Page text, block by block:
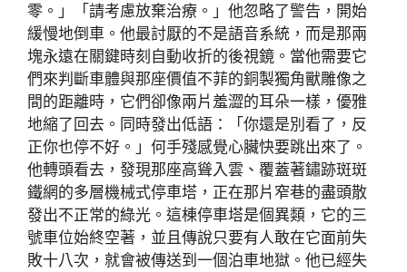
零。」「請考慮放棄治療。」他忽略了警告，開始
緩慢地倒車。他最討厭的不是語音系統，而是那兩
塊永遠在關鍵時刻自動收折的後視鏡。當他需要它
們來判斷車體與那座價值不菲的銅製獨角獸雕像之
間的距離時，它們卻像兩片羞澀的耳朵一樣，優雅
地縮了回去。同時發出低語：「你還是別看了，反
正你也停不好。」何手殘感覺心臟快要跳出來了。
他轉頭看去，發現那座高聳入雲、覆蓋著鏽跡斑斑
鐵網的多層機械式停車塔，正在那片窄巷的盡頭散
發出不正常的綠光。這棟停車塔是個異類，它的三
號車位始終空著，並且傳說只要有人敢在它面前失
敗十八次，就會被傳送到一個泊車地獄。他已經失